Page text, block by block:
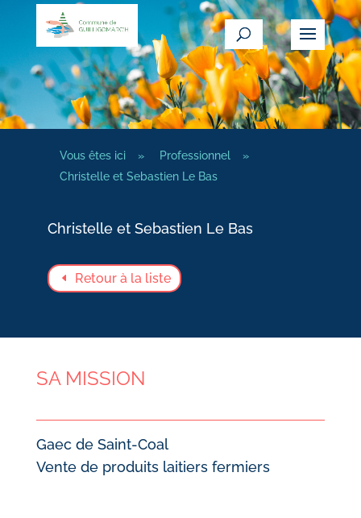
Vous êtes ici » Professionnel
»
Christelle et Sebastien Le Bas
Christelle et Sebastien Le Bas
Retour à la liste
SA MISSION
Gaec de Saint-Coal
Vente de produits laitiers fermiers